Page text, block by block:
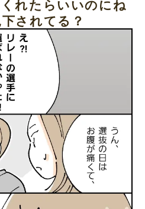
くれたらいいのにね
されてる？